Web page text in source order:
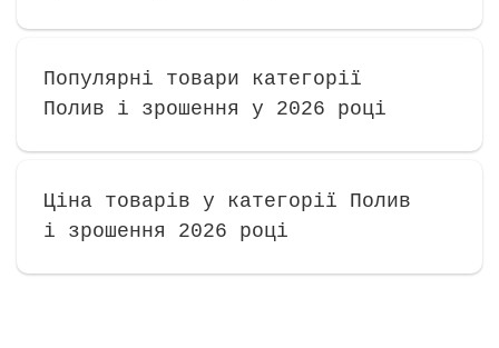
Популярні товари категорії
Полив і зрошення у 2026 році
Ціна товарів у категорії Полив
і зрошення 2026 році